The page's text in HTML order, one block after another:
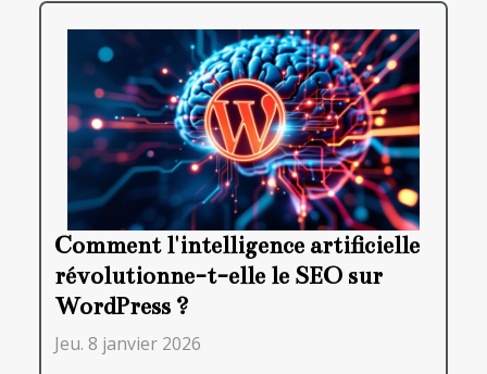
Comment l'intelligence artificielle
révolutionne-t-elle le SEO sur
WordPress ?
Jeu. 8 janvier 2026